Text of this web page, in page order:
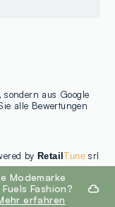
aus Google
alle Bewertungen
by RetailTunesrl
Modemarke
Fashion?
erfahren